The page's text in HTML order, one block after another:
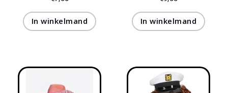
In winkelmand In winkelmand